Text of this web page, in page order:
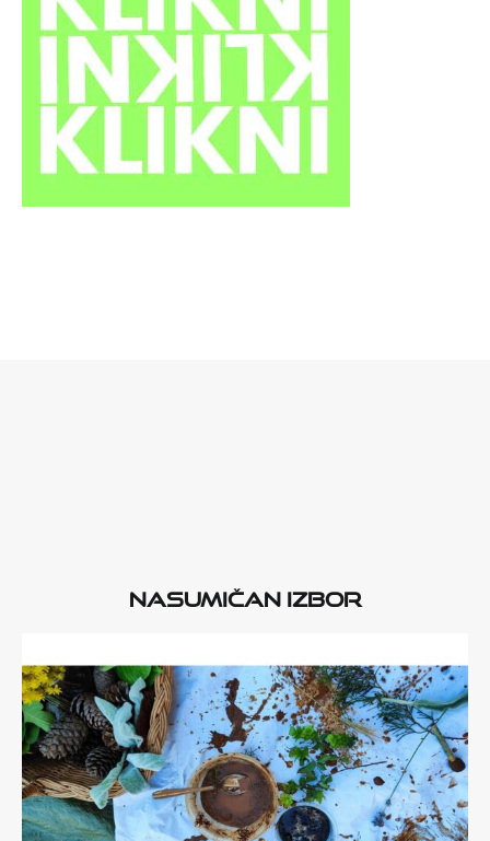
Nasumičan izbor